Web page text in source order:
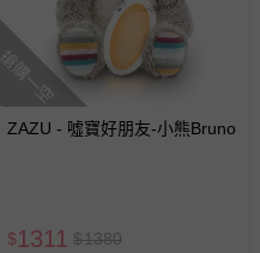
搶購一空
ZAZU - 噓寶好朋友-小熊Bruno
$1311 $1380